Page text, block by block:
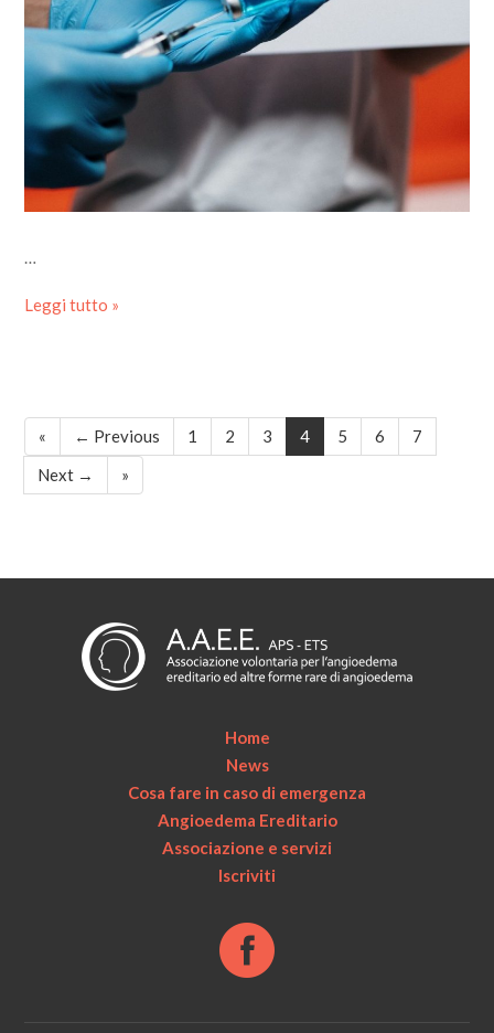
Leggi tutto »
« ← Previous 1 2 3 4 5 6
7
Next →
»
Home
News
Cosa fare in caso di emergenza
Angioedema Ereditario
Associazione e servizi
Iscriviti